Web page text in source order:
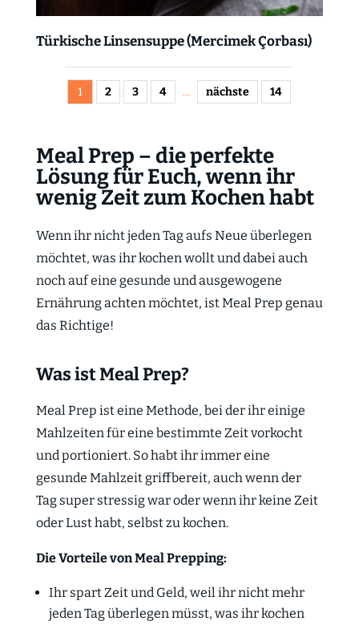
Türkische Linsensuppe (Mercimek Çorbası)
1 2 3 4 ... nächste 14
Meal Prep – die perfekte
Lösung für Euch, wenn ihr
wenig Zeit zum Kochen habt
Wenn ihr nicht jeden Tag aufs Neue überlegen
möchtet, was ihr kochen wollt und dabei auch
noch auf eine gesunde und ausgewogene
Ernährung achten möchtet, ist Meal Prep genau
das Richtige!
Was ist Meal Prep?
Meal Prep ist eine Methode, bei der ihr einige
Mahlzeiten für eine bestimmte Zeit vorkocht
und portioniert. So habt ihr immer eine
gesunde Mahlzeit griffbereit, auch wenn der
Tag super stressig war oder wenn ihr keine Zeit
oder Lust habt, selbst zu kochen.
Die Vorteile von Meal Prepping:
Ihr spart Zeit und Geld, weil ihr nicht mehr
jeden Tag überlegen müsst, was ihr kochen